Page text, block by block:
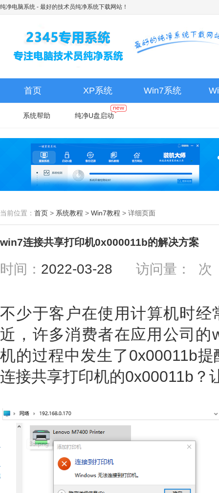
纯净电脑系统 - 最好的技术员纯净系统下载网站！
首页 XP系统 Win7系统
系统帮助 纯净U盘启动
当前位置： 首页 > 系统教程 > Win7教程 > 详细页面
win7连接共享打印机0x000011b的解决方案
时间： 2022-03-28 访问量： 次
不少于客户在使用计算机时
近，许多消费者在应用公司
机的过程中发生了0x00011b
连接共享打印机的0x00011b？